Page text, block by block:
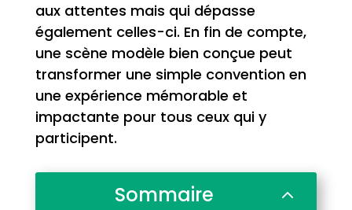
aux attentes mais qui dépasse
également celles-ci. En fin de compte,
une scène modèle bien conçue peut
transformer une simple convention en
une expérience mémorable et
impactante pour tous ceux qui y
participent.
Sommaire 2